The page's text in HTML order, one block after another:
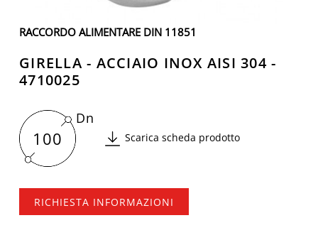
RACCORDO ALIMENTARE DIN 11851
GIRELLA - ACCIAIO INOX AISI 304 -
4710025
100
Dn
Scarica scheda prodotto
RICHIESTA INFORMAZIONI